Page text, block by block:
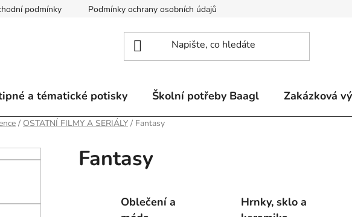
podmínky Podmínky ochrany osobních údajů
a tématické potisky Školní potřeby Baagl Zakázková
/ OSTATNÍ FILMY A SERIÁLY / Fantasy
Fantasy
Oblečení a
Hrnky, sklo a